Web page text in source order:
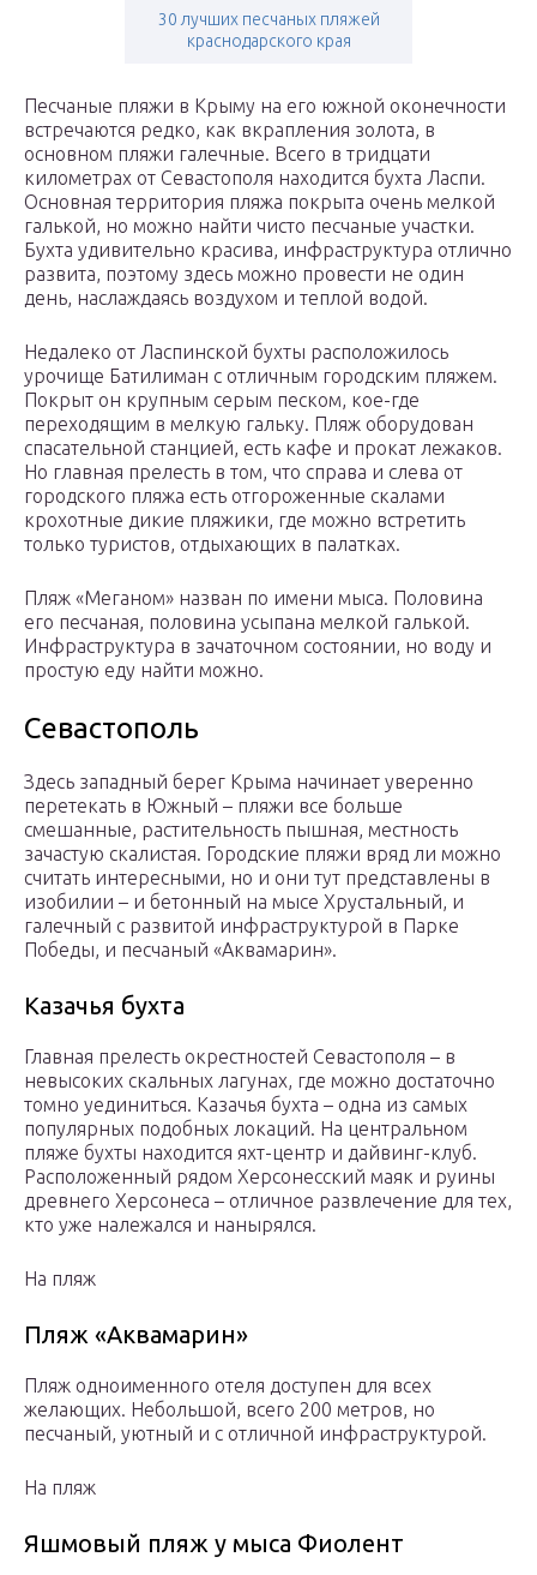
30 лучших песчаных пляжей
краснодарского края
Песчаные пляжи в Крыму на его южной оконечности
встречаются редко, как вкрапления золота, в
основном пляжи галечные. Всего в тридцати
километрах от Севастополя находится бухта Ласпи.
Основная территория пляжа покрыта очень мелкой
галькой, но можно найти чисто песчаные участки.
Бухта удивительно красива, инфраструктура отлично
развита, поэтому здесь можно провести не один
день, наслаждаясь воздухом и теплой водой.
Недалеко от Ласпинской бухты расположилось
урочище Батилиман с отличным городским пляжем.
Покрыт он крупным серым песком, кое-где
переходящим в мелкую гальку. Пляж оборудован
спасательной станцией, есть кафе и прокат лежаков.
Но главная прелесть в том, что справа и слева от
городского пляжа есть отгороженные скалами
крохотные дикие пляжики, где можно встретить
только туристов, отдыхающих в палатках.
Пляж «Меганом» назван по имени мыса. Половина
его песчаная, половина усыпана мелкой галькой.
Инфраструктура в зачаточном состоянии, но воду и
простую еду найти можно.
Севастополь
Здесь западный берег Крыма начинает уверенно
перетекать в Южный – пляжи все больше
смешанные, растительность пышная, местность
зачастую скалистая. Городские пляжи вряд ли можно
считать интересными, но и они тут представлены в
изобилии – и бетонный на мысе Хрустальный, и
галечный с развитой инфраструктурой в Парке
Победы, и песчаный «Аквамарин».
Казачья бухта
Главная прелесть окрестностей Севастополя – в
невысоких скальных лагунах, где можно достаточно
томно уединиться. Казачья бухта – одна из самых
популярных подобных локаций. На центральном
пляже бухты находится яхт-центр и дайвинг-клуб.
Расположенный рядом Херсонесский маяк и руины
древнего Херсонеса – отличное развлечение для тех,
кто уже належался и нанырялся.
На пляж
Пляж «Аквамарин»
Пляж одноименного отеля доступен для всех
желающих. Небольшой, всего 200 метров, но
песчаный, уютный и с отличной инфраструктурой.
На пляж
Яшмовый пляж у мыса Фиолент